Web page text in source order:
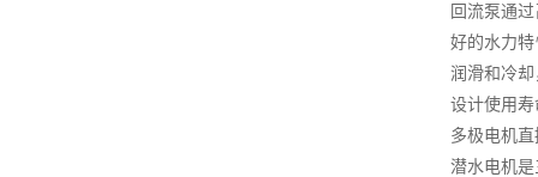
回流泵通
好的水力
润滑和冷
设计使用
多极电机
潜水电机